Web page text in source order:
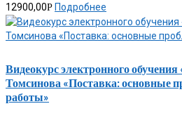
12900,00Р Подробнее
Видеокурс электронного
Томсинова «Поставка: основные
работы»